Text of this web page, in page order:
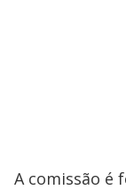
A comissão é